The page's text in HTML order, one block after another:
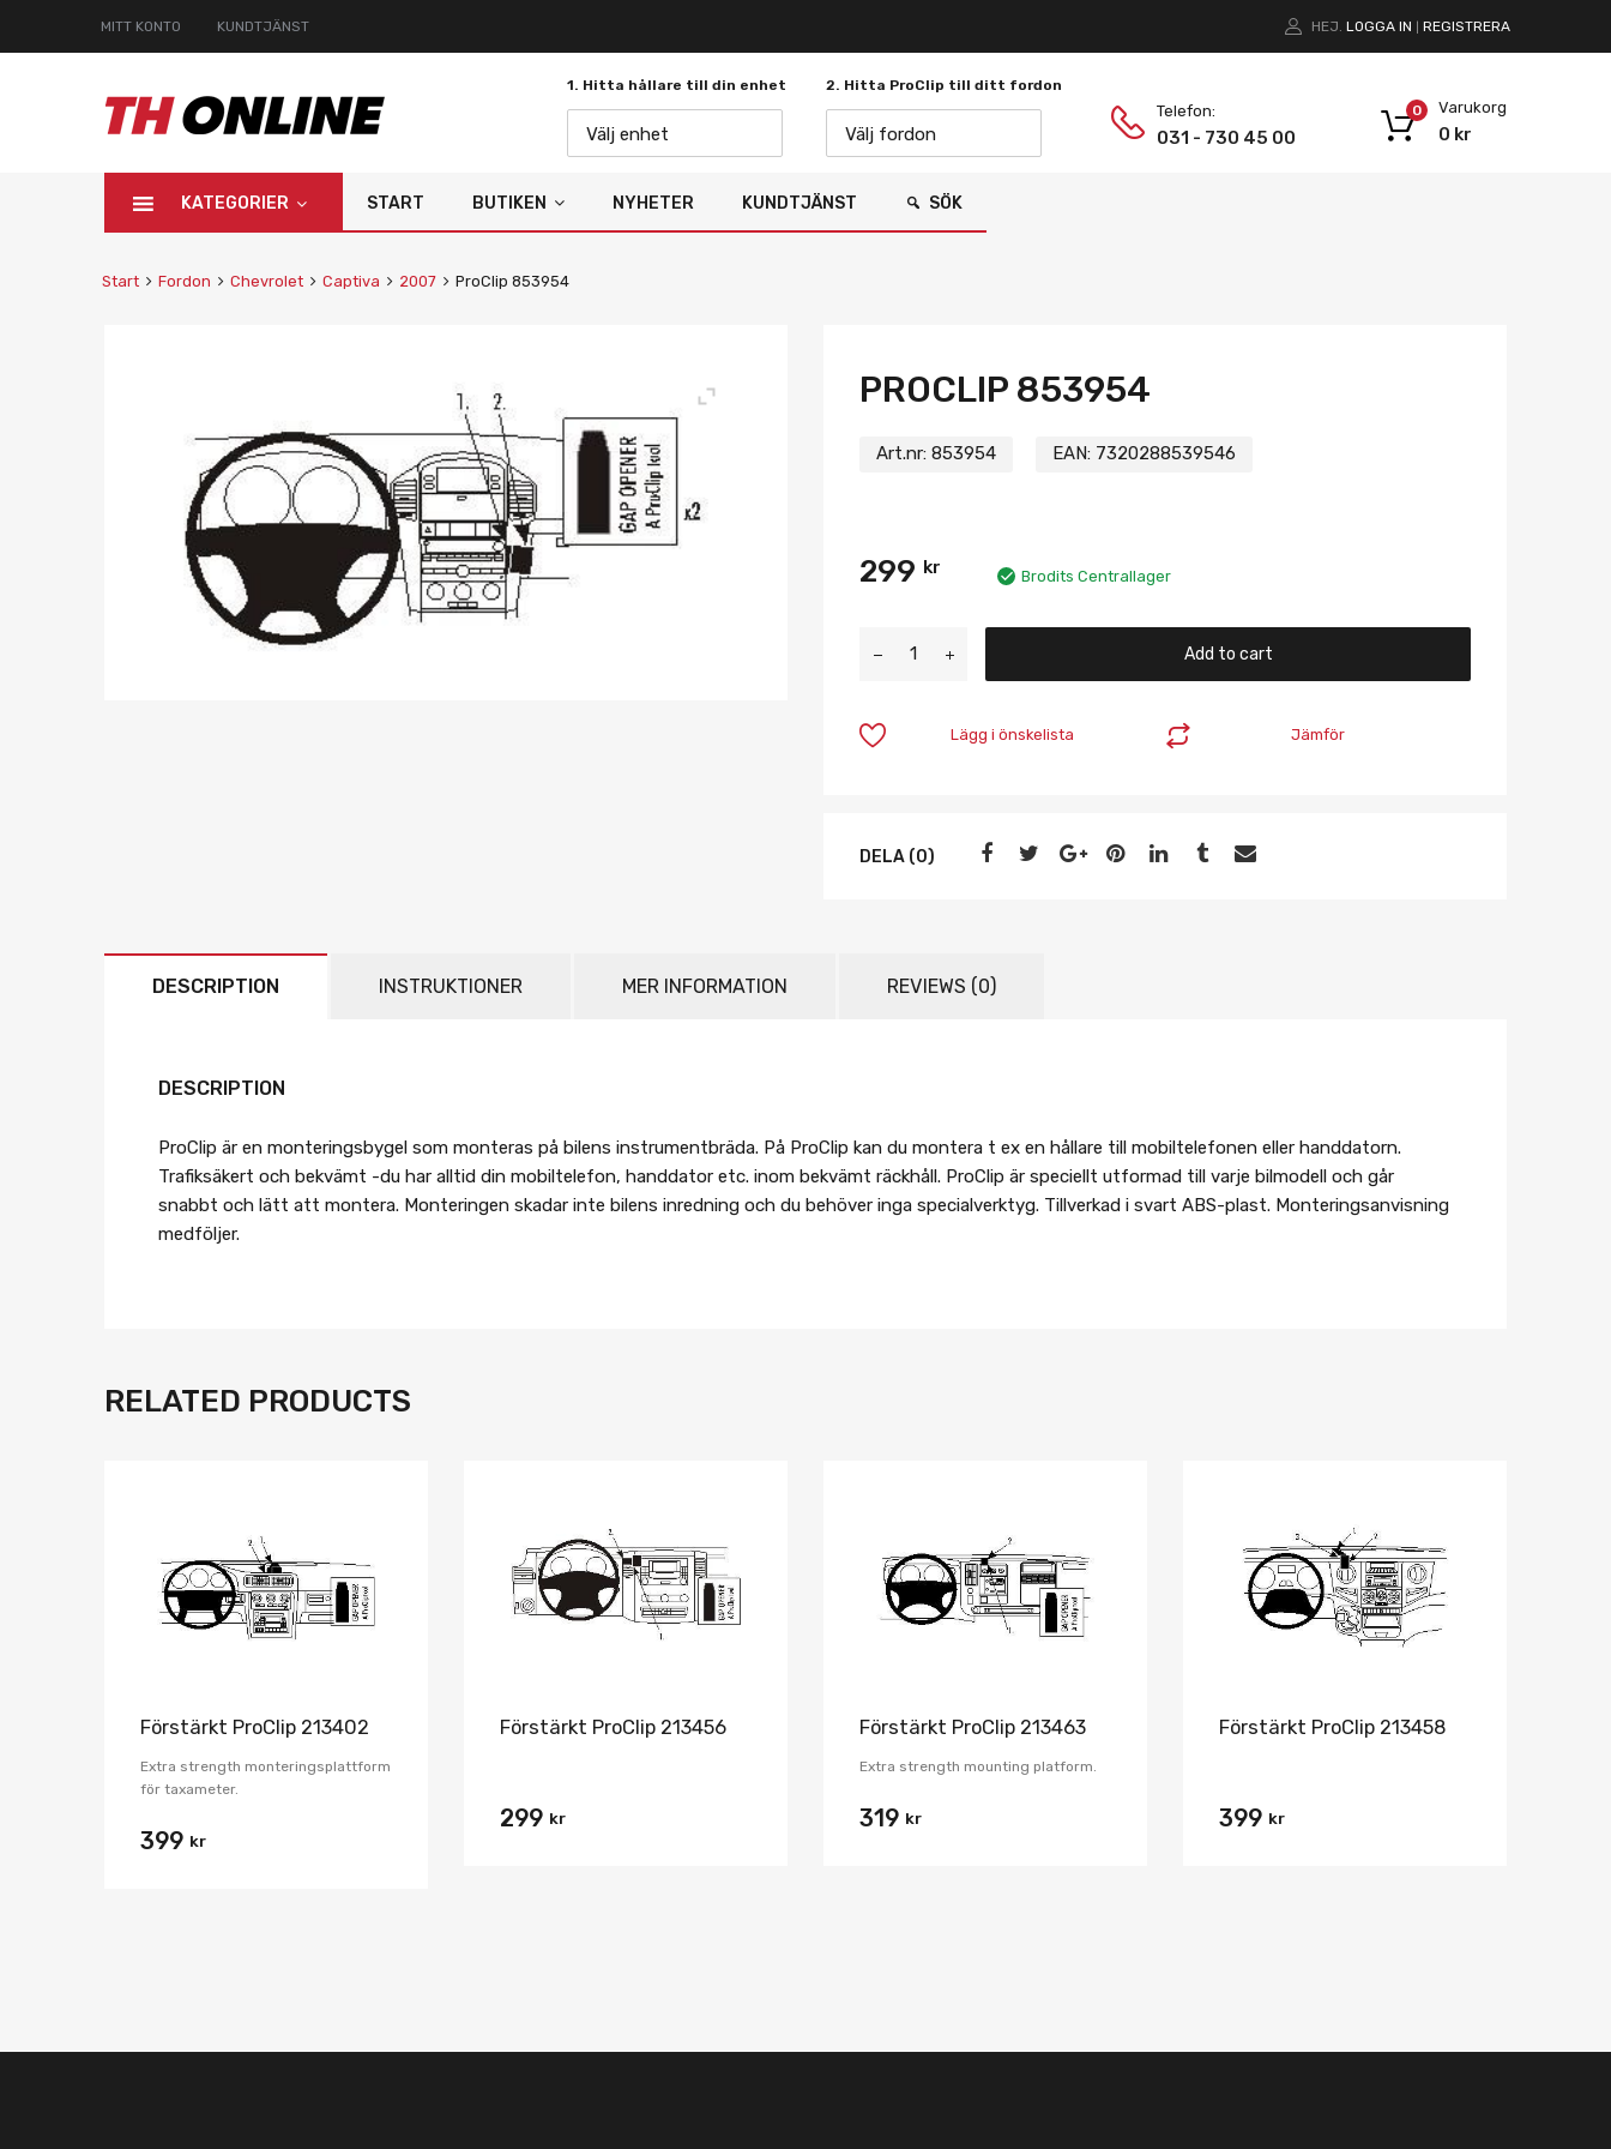
MITT KONTO KUNDTJÄNST HEJ. LOGGA IN REGISTRERA
1. Hitta hållare till din enhet
Välj enhet
2. Hitta ProClip till ditt fordon
Välj fordon
Telefon:
031 - 730 45 00
Varukorg
0 kr
0
KATEGORIER START BUTIKEN NYHETER KUNDTJÄNST SÖK
Start Fordon Chevrolet Captiva 2007 ProClip 853954
PROCLIP 853954
Art.nr: 853954 EAN: 7320288539546
299 kr Brodits Centrallager
Add to cart
Jämför
Lägg i önskelista
DELA (0)
DESCRIPTION INSTRUKTIONER MER INFORMATION REVIEWS (0)
DESCRIPTION
ProClip är en monteringsbygel som monteras på bilens instrumentbräda. På ProClip kan du montera t ex en hållare till mobiltelefonen eller handdatorn.
Trafiksäkert och bekvämt -du har alltid din mobiltelefon, handdator etc. inom bekvämt räckhåll. ProClip är speciellt utformad till varje bilmodell och går
snabbt och lätt att montera. Monteringen skadar inte bilens inredning och du behöver inga specialverktyg. Tillverkad i svart ABS-plast. Monteringsanvisning
medföljer.
RELATED PRODUCTS
Förstärkt ProClip 213402
Extra strength monteringsplattform
för taxameter.
399 kr
Förstärkt ProClip 213456
299 kr
Förstärkt ProClip 213463
Extra strength mounting platform.
319 kr
Förstärkt ProClip 213458
399 kr